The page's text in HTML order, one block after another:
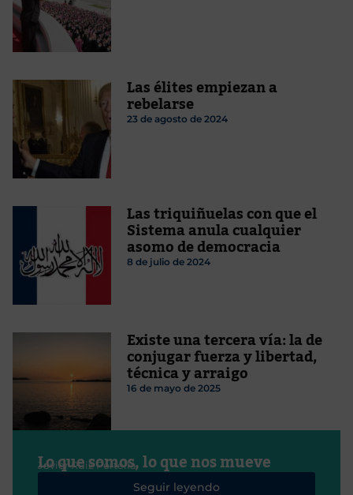
Las élites empiezan a
rebelarse
23 de agosto de 2024
Las triquiñuelas con que el
Sistema anula cualquier
asomo de democracia
8 de julio de 2024
Existe una tercera vía: la de
conjugar fuerza y libertad,
técnica y arraigo
16 de mayo de 2025
Lo que somos, lo que nos mueve
Javier Ruiz Portella
Seguir leyendo